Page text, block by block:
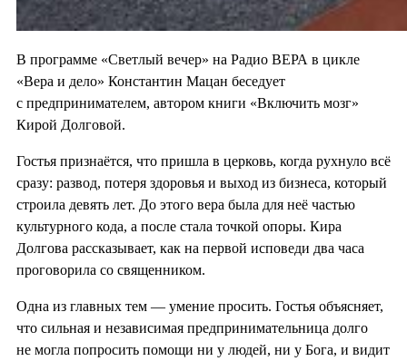
В программе «Светлый вечер» на Радио ВЕРА в цикле
«Вера и дело» Константин Мацан беседует
с предпринимателем, автором книги «Включить мозг»
Кирой Долговой.
Гостья признаётся, что пришла в церковь, когда рухнуло всё
сразу: развод, потеря здоровья и выход из бизнеса, который
строила девять лет. До этого вера была для неё частью
культурного кода, а после стала точкой опоры. Кира
Долгова рассказывает, как на первой исповеди два часа
проговорила со священником.
Одна из главных тем — умение просить. Гостья объясняет,
что сильная и независимая предпринимательница долго
не могла попросить помощи ни у людей, ни у Бога, и видит